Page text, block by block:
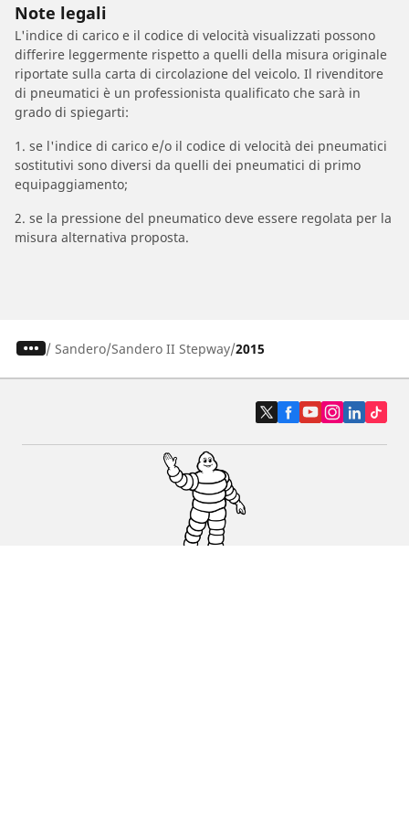
Note legali
L'indice di carico e il codice di velocità visualizzati possono
differire leggermente rispetto a quelli della misura originale
riportate sulla carta di circolazione del veicolo. Il rivenditore
di pneumatici è un professionista qualificato che sarà in
grado di spiegarti:
1. se l'indice di carico e/o il codice di velocità dei pneumatici
sostitutivi sono diversi da quelli dei pneumatici di primo
equipaggiamento;
2. se la pressione del pneumatico deve essere regolata per la
misura alternativa proposta.
/ Sandero Sandero II Stepway 2015